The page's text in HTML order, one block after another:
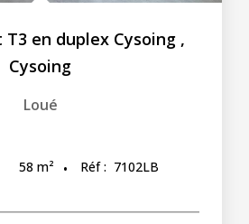
en duplex Cysoing ,
Cysoing
Loué
58 m² Réf : 7102LB